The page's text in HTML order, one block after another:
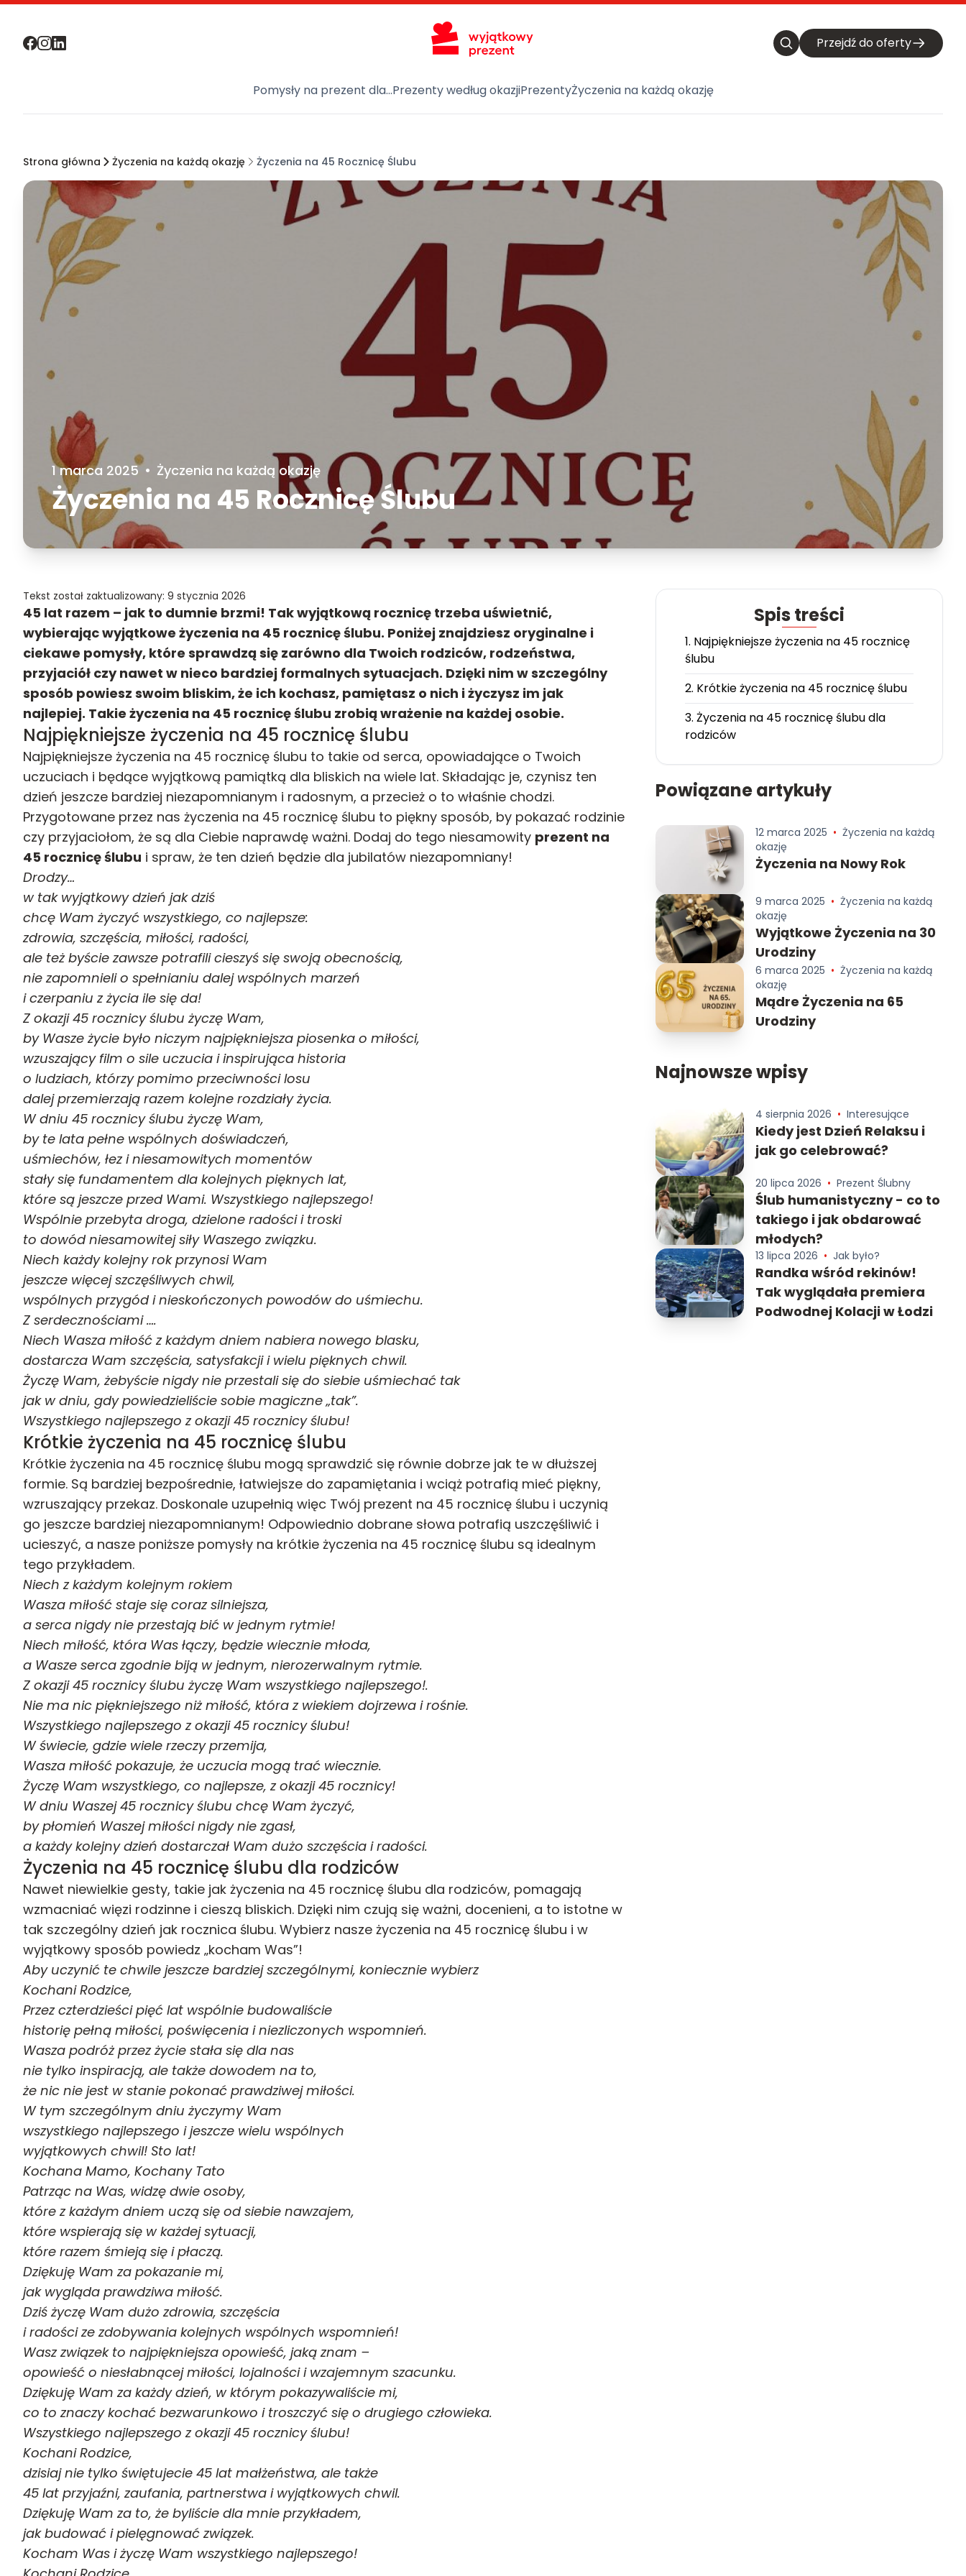
Przejdź do oferty
Pomysły na prezent dla…Prezenty według okazjiPrezentyŻyczenia na każdą okazję
Strona główna Życzenia na każdą okazję Życzenia na 45 Rocznicę Ślubu
1 marca 2025 • Życzenia na każdą okazję
Życzenia na 45 Rocznicę Ślubu
Tekst został zaktualizowany: 9 stycznia 2026
45 lat razem – jak to dumnie brzmi! Tak wyjątkową rocznicę trzeba uświetnić,
wybierając wyjątkowe życzenia na 45 rocznicę ślubu. Poniżej znajdziesz oryginalne i
ciekawe pomysły, które sprawdzą się zarówno dla Twoich rodziców, rodzeństwa,
przyjaciół czy nawet w nieco bardziej formalnych sytuacjach. Dzięki nim w szczególny
sposób powiesz swoim bliskim, że ich kochasz, pamiętasz o nich i życzysz im jak
najlepiej. Takie życzenia na 45 rocznicę ślubu zrobią wrażenie na każdej osobie.
Najpiękniejsze życzenia na 45 rocznicę ślubu
Najpiękniejsze życzenia na 45 rocznicę ślubu to takie od serca, opowiadające o Twoich
uczuciach i będące wyjątkową pamiątką dla bliskich na wiele lat. Składając je, czynisz ten
dzień jeszcze bardziej niezapomnianym i radosnym, a przecież o to właśnie chodzi.
Przygotowane przez nas życzenia na 45 rocznicę ślubu to piękny sposób, by pokazać rodzinie
czy przyjaciołom, że są dla Ciebie naprawdę ważni. Dodaj do tego niesamowity prezent na
45 rocznicę ślubu i spraw, że ten dzień będzie dla jubilatów niezapomniany!
Drodzy…
w tak wyjątkowy dzień jak dziś
chcę Wam życzyć wszystkiego, co najlepsze:
zdrowia, szczęścia, miłości, radości,
ale też byście zawsze potrafili cieszyś się swoją obecnością,
nie zapomnieli o spełnianiu dalej wspólnych marzeń
i czerpaniu z życia ile się da!
Z okazji 45 rocznicy ślubu życzę Wam,
by Wasze życie było niczym najpiękniejsza piosenka o miłości,
wzuszający film o sile uczucia i inspirująca historia
o ludziach, którzy pomimo przeciwności losu
dalej przemierzają razem kolejne rozdziały życia.
W dniu 45 rocznicy ślubu życzę Wam,
by te lata pełne wspólnych doświadczeń,
uśmiechów, łez i niesamowitych momentów
stały się fundamentem dla kolejnych pięknych lat,
które są jeszcze przed Wami. Wszystkiego najlepszego!
Wspólnie przebyta droga, dzielone radości i troski
to dowód niesamowitej siły Waszego związku.
Niech każdy kolejny rok przynosi Wam
jeszcze więcej szczęśliwych chwil,
wspólnych przygód i nieskończonych powodów do uśmiechu.
Z serdecznościami ….
Niech Wasza miłość z każdym dniem nabiera nowego blasku,
dostarcza Wam szczęścia, satysfakcji i wielu pięknych chwil.
Życzę Wam, żebyście nigdy nie przestali się do siebie uśmiechać tak
jak w dniu, gdy powiedzieliście sobie magiczne „tak”.
Wszystkiego najlepszego z okazji 45 rocznicy ślubu!
Krótkie życzenia na 45 rocznicę ślubu
Krótkie życzenia na 45 rocznicę ślubu mogą sprawdzić się równie dobrze jak te w dłuższej
formie. Są bardziej bezpośrednie, łatwiejsze do zapamiętania i wciąż potrafią mieć piękny,
wzruszający przekaz. Doskonale uzupełnią więc Twój prezent na 45 rocznicę ślubu i uczynią
go jeszcze bardziej niezapomnianym! Odpowiednio dobrane słowa potrafią uszczęśliwić i
ucieszyć, a nasze poniższe pomysły na krótkie życzenia na 45 rocznicę ślubu są idealnym
tego przykładem.
Niech z każdym kolejnym rokiem
Wasza miłość staje się coraz silniejsza,
a serca nigdy nie przestają bić w jednym rytmie!
Niech miłość, która Was łączy, będzie wiecznie młoda,
a Wasze serca zgodnie biją w jednym, nierozerwalnym rytmie.
Z okazji 45 rocznicy ślubu życzę Wam wszystkiego najlepszego!.
Nie ma nic piękniejszego niż miłość, która z wiekiem dojrzewa i rośnie.
Wszystkiego najlepszego z okazji 45 rocznicy ślubu!
W świecie, gdzie wiele rzeczy przemija,
Wasza miłość pokazuje, że uczucia mogą trać wiecznie.
Życzę Wam wszystkiego, co najlepsze, z okazji 45 rocznicy!
W dniu Waszej 45 rocznicy ślubu chcę Wam życzyć,
by płomień Waszej miłości nigdy nie zgasł,
a każdy kolejny dzień dostarczał Wam dużo szczęścia i radości.
Życzenia na 45 rocznicę ślubu dla rodziców
Nawet niewielkie gesty, takie jak życzenia na 45 rocznicę ślubu dla rodziców, pomagają
wzmacniać więzi rodzinne i cieszą bliskich. Dzięki nim czują się ważni, docenieni, a to istotne w
tak szczególny dzień jak rocznica ślubu. Wybierz nasze życzenia na 45 rocznicę ślubu i w
wyjątkowy sposób powiedz „kocham Was”!
Aby uczynić te chwile jeszcze bardziej szczególnymi, koniecznie wybierz
Kochani Rodzice,
Przez czterdzieści pięć lat wspólnie budowaliście
historię pełną miłości, poświęcenia i niezliczonych wspomnień.
Wasza podróż przez życie stała się dla nas
nie tylko inspiracją, ale także dowodem na to,
że nic nie jest w stanie pokonać prawdziwej miłości.
W tym szczególnym dniu życzymy Wam
wszystkiego najlepszego i jeszcze wielu wspólnych
wyjątkowych chwil! Sto lat!
Kochana Mamo, Kochany Tato
Patrząc na Was, widzę dwie osoby,
które z każdym dniem uczą się od siebie nawzajem,
które wspierają się w każdej sytuacji,
które razem śmieją się i płaczą.
Dziękuję Wam za pokazanie mi,
jak wygląda prawdziwa miłość.
Dziś życzę Wam dużo zdrowia, szczęścia
i radości ze zdobywania kolejnych wspólnych wspomnień!
Wasz związek to najpiękniejsza opowieść, jaką znam –
opowieść o niesłabnącej miłości, lojalności i wzajemnym szacunku.
Dziękuję Wam za każdy dzień, w którym pokazywaliście mi,
co to znaczy kochać bezwarunkowo i troszczyć się o drugiego człowieka.
Wszystkiego najlepszego z okazji 45 rocznicy ślubu!
Kochani Rodzice,
dzisiaj nie tylko świętujecie 45 lat małżeństwa, ale także
45 lat przyjaźni, zaufania, partnerstwa i wyjątkowych chwil.
Dziękuję Wam za to, że byliście dla mnie przykładem,
jak budować i pielęgnować związek.
Kocham Was i życzę Wam wszystkiego najlepszego!
Spis treści
1. Najpiękniejsze życzenia na 45 rocznicę
ślubu
2. Krótkie życzenia na 45 rocznicę ślubu
3. Życzenia na 45 rocznicę ślubu dla
rodziców
Powiązane artykuły
12 marca 2025 • Życzenia na każdą
okazję
Życzenia na Nowy Rok
9 marca 2025 • Życzenia na każdą
okazję
Wyjątkowe Życzenia na 30
Urodziny
6 marca 2025 • Życzenia na każdą
okazję
Mądre Życzenia na 65
Urodziny
Najnowsze wpisy
4 sierpnia 2026 • Interesujące
Kiedy jest Dzień Relaksu i
jak go celebrować?
20 lipca 2026 • Prezent Ślubny
Ślub humanistyczny - co to
takiego i jak obdarować
młodych?
13 lipca 2026 • Jak było?
Randka wśród rekinów!
Tak wyglądała premiera
Podwodnej Kolacji w Łodzi